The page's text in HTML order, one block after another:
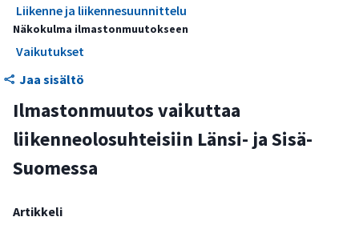
Liikenne ja liikennesuunnittelu
Näkokulma ilmastonmuutokseen
Vaikutukset
Jaa sisältö
Ilmastonmuutos vaikuttaa
liikenneolosuhteisiin Länsi- ja Sisä-
Suomessa
Artikkeli